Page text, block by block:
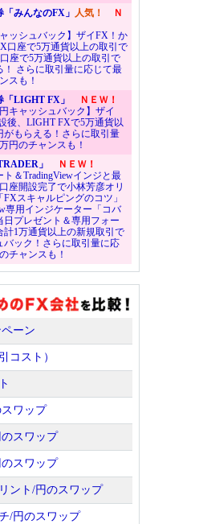
「みんなのFX」 人気！
Ｎ
ャッシュバック】ザイFX！か
口座で5万通貨以上の取引で
座で5万通貨以上の取引で
！ さらに取引量に応じて最
スも！
「LIGHT FX」
ＮＥＷ！
円キャッシュバック】ザイ
後、LIGHT FXで5万通貨以
がもらえる！さらに取引量
円のチャンスも！
」
ＮＥＷ！
ト＆TradingViewインジと最
座開設完了で小林芳彦オリ
スキャルピングのコツ」
専用インジケーター「コバ
日プレゼント＆専用フォー
計1万通貨以上の新規取引で
バック！さらに取引量に応
チャンスも！
ーン
コスト）
スワップ
スワップ
スワップ
ント/円のスワップ
/円のスワップ